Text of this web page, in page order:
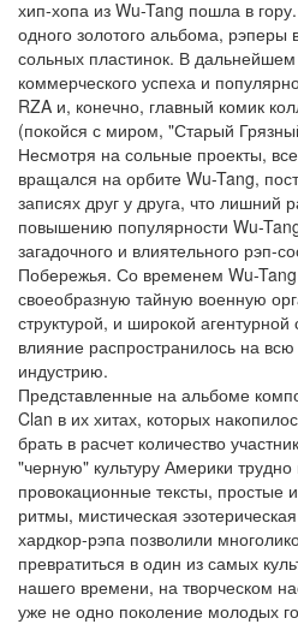
хип-хопа из Wu-Tang пошла в
одного золотого альбома, рэперы
сольных пластинок. В
коммерческого успеха и
RZA и, конечно, главный комик
(покойся с миром, "Старый
Несмотря на сольные проекты,
вращался на орбите Wu-Tang,
записях друг у друга, что лишний
повышению популярности Wu-
загадочного и влиятельного рэп-
Побережья. Со временем Wu-
своеобразную тайную военную
структурой, и широкой
влияние распространилось на
индустрию.
Представленные на альбоме
Clan в их хитах, которых
брать в расчет количество
"черную" культуру Америки
провокационные тексты, простые
ритмы, мистическая
хардкор-рэпа позволили
превратиться в один из самых
нашего времени, на творческом
уже не одно поколение молодых